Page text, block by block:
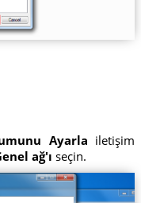
Ayarla iletişim
ağ'ı seçin.